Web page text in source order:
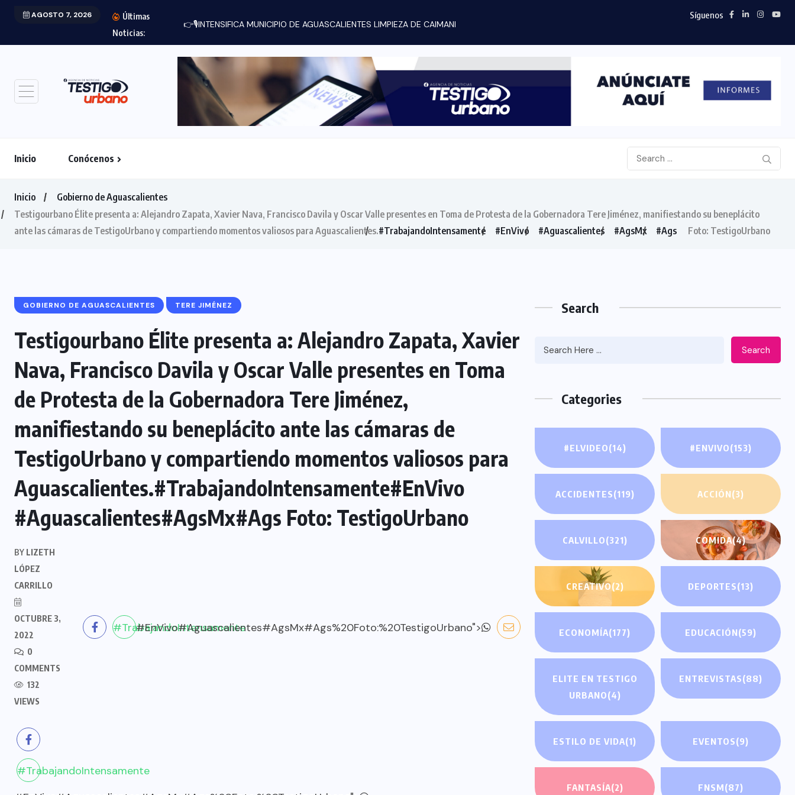
AGOSTO 7, 2026
Últimas
Noticias:
👉🎙INTENSIFICA MUNICIPIO DE AGUASCALIENTES LIMPIEZA DE CAIMANES POR...
Síguenos
Inicio Conócenos
Inicio
Gobierno de Aguascalientes
Testigourbano Élite presenta a: Alejandro Zapata, Xavier Nava, Francisco Davila y Oscar Valle presentes en Toma de Protesta de la Gobernadora Tere Jiménez, manifiestando su beneplácito
ante las cámaras de TestigoUrbano y compartiendo momentos valiosos para Aguascalientes.#TrabajandoIntensamente #EnVivo #Aguascalientes #AgsMx #Ags Foto: TestigoUrbano
GOBIERNO DE AGUASCALIENTES TERE JIMÉNEZ
Testigourbano Élite presenta a: Alejandro Zapata, Xavier
Nava, Francisco Davila y Oscar Valle presentes en Toma
de Protesta de la Gobernadora Tere Jiménez,
manifiestando su beneplácito ante las cámaras de
TestigoUrbano y compartiendo momentos valiosos para
Aguascalientes.#TrabajandoIntensamente#EnVivo
#Aguascalientes#AgsMx#Ags Foto: TestigoUrbano
BY LIZETH
LÓPEZ
CARRILLO
OCTUBRE 3,
2022
0
COMMENTS
132
VIEWS
#TrabajandoIntensamente
#EnVivo#Aguascalientes#AgsMx#Ags%20Foto:%20TestigoUrbano">
#TrabajandoIntensamente
Search
Search
Categories
#ELVIDEO(14) #ENVIVO(153)
ACCIDENTES(119) ACCIÓN(3)
CALVILLO(321) COMIDA(4)
CREATIVO(2) DEPORTES(13)
ECONOMÍA(177) EDUCACIÓN(59)
ELITE EN TESTIGO
URBANO(4)
ENTREVISTAS(88)
ESTILO DE VIDA(1) EVENTOS(9)
FANTASÍA(2) FNSM(87)